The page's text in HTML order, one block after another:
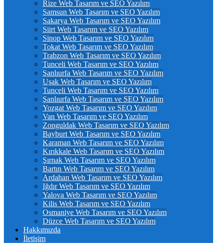
Rize Web Tasarım ve SEO Yazılım
Samsun Web Tasarım ve SEO Yazılım
Sakarya Web Tasarım ve SEO Yazılım
Siirt Web Tasarım ve SEO Yazılım
Sinop Web Tasarım ve SEO Yazılım
Tokat Web Tasarım ve SEO Yazılım
Trabzon Web Tasarım ve SEO Yazılım
Tunceli Web Tasarım ve SEO Yazılım
Şanlıurfa Web Tasarım ve SEO Yazılım
Uşak Web Tasarım ve SEO Yazılım
Tunceli Web Tasarım ve SEO Yazılım
Şanlıurfa Web Tasarım ve SEO Yazılım
Yozgat Web Tasarım ve SEO Yazılım
Van Web Tasarım ve SEO Yazılım
Zonguldak Web Tasarım ve SEO Yazılım
Bayburt Web Tasarım ve SEO Yazılım
Karaman Web Tasarım ve SEO Yazılım
Kırıkkale Web Tasarım ve SEO Yazılım
Şırnak Web Tasarım ve SEO Yazılım
Bartın Web Tasarım ve SEO Yazılım
Ardahan Web Tasarım ve SEO Yazılım
Iğdır Web Tasarım ve SEO Yazılım
Yalova Web Tasarım ve SEO Yazılım
Kilis Web Tasarım ve SEO Yazılım
Osmaniye Web Tasarım ve SEO Yazılım
Düzce Web Tasarım ve SEO Yazılım
Hakkımızda
İletişim